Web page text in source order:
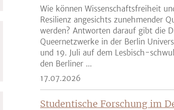
Wie können Wissenschaftsfreiheit
Resilienz angesichts zunehmender
werden? Antworten darauf gibt die
Queernetzwerke in der Berlin
und 19. Juli auf dem Lesbisch-
den Berliner ...
17.07.2026
Studentische Forschung im